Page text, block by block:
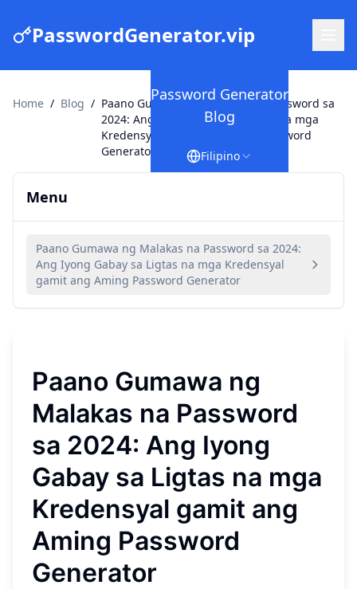
PasswordGenerator.vip
Password Generator
Blog
Filipino
Home / Blog / Paano Gumawa ng Malakas na Password sa
2024: Ang Iyong Gabay sa Ligtas na mga
Kredensyal gamit ang Aming Password
Generator
Menu
Paano Gumawa ng Malakas na Password sa 2024:
Ang Iyong Gabay sa Ligtas na mga Kredensyal
gamit ang Aming Password Generator
Paano Gumawa ng
Malakas na Password
sa 2024: Ang Iyong
Gabay sa Ligtas na mga
Kredensyal gamit ang
Aming Password
Generator